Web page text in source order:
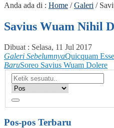
Anda ada di : Home /Galeri /
Savius Wuam Nihil
Dibuat : Selasa, 11 Jul 2017
Galeri SebelumnyaQuicquam
BaruSoreo Savius Wuam Dolere
Pos-pos Terbaru